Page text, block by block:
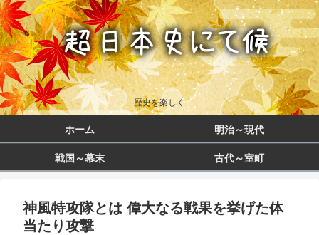
歴史を楽しく
ホーム 明治～現代
戦国～幕末 古代～室町
神風特攻隊とは 偉大なる戦果を挙げた体
当たり攻撃